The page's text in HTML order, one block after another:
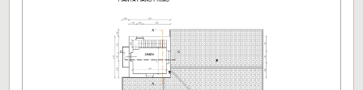
Posto auto/Box